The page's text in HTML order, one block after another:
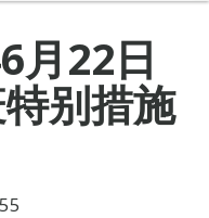
月22日
别措施